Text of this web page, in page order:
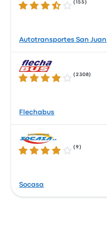
3.7 de 5 estrellas
(155 )
Autotransportes San Juan
3.8 de 5 estrellas
(2308)
Flechabus
4.0 de 5 estrellas
(9 )
Socasa